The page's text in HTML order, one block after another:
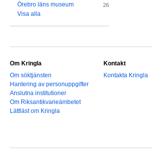
Örebro läns museum 26
Visa alla
Om Kringla
Om söktjänsten
Hantering av personuppgifter
Anslutna institutioner
Om Riksantikvarieämbetet
Lättläst om Kringla
Kontakt
Kontakta Kringla